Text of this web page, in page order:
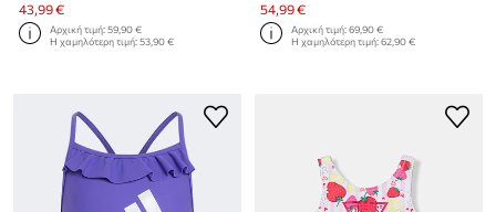
43,99 €
Αρχική τιμή:59,90 €
Η χαμηλότερη τιμή:53,90 €
54,99 €
Αρχική τιμή:69,90 €
Η χαμηλότερη τιμή:62,90 €